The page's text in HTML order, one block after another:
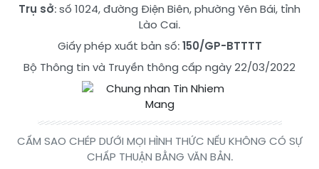
Trụ sở: số 1024, đường Điện Biên, phường Yên Bái, tỉnh
Lào Cai.
Giấy phép xuất bản số:150/GP-BTTTT
Bộ Thông tin và Truyền thông cấp ngày 22/03/2022
CẤM SAO CHÉP DƯỚI MỌI HÌNH THỨC NẾU KHÔNG CÓ SỰ
CHẤP THUẬN BẰNG VĂN BẢN.